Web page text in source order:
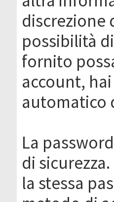
discrezione
possibilità
fornito
account,
automatico
La
di
la stessa